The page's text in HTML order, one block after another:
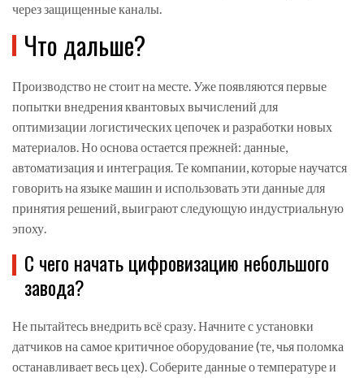
через защищенные каналы.
Что дальше?
Производство не стоит на месте. Уже появляются первые
попытки внедрения квантовых вычислений для
оптимизации логистических цепочек и разработки новых
материалов. Но основа остается прежней: данные,
автоматизация и интеграция. Те компании, которые научатся
говорить на языке машин и использовать эти данные для
принятия решений, выиграют следующую индустриальную
эпоху.
С чего начать цифровизацию небольшого
завода?
Не пытайтесь внедрить всё сразу. Начните с установки
датчиков на самое критичное оборудование (те, чья поломка
останавливает весь цех). Соберите данные о температуре и